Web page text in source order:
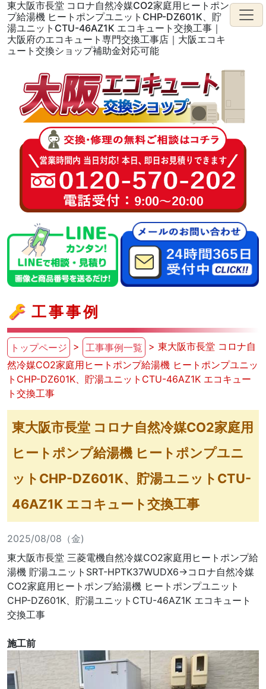
東大阪市長堂 コロナ自然冷媒CO2家庭用ヒートポン
プ給湯機 ヒートポンプユニットCHP-DZ601K、貯
湯ユニットCTU-46AZ1K エコキュート交換工事｜
大阪府のエコキュート専門交換工事店｜大阪エコキ
ュート交換ショップ補助金対応可能
工事事例
トップページ > 工事事例一覧 > 東大阪市長堂 コロナ自
然冷媒CO2家庭用ヒートポンプ給湯機 ヒートポンプユニッ
トCHP-DZ601K、貯湯ユニットCTU-46AZ1K エコキュー
ト交換工事
東大阪市長堂 コロナ自然冷媒CO2家庭用
ヒートポンプ給湯機 ヒートポンプユニ
ットCHP-DZ601K、貯湯ユニットCTU-
46AZ1K エコキュート交換工事
2025/08/08（金)
東大阪市長堂 三菱電機自然冷媒CO2家庭用ヒートポンプ給
湯機 貯湯ユニットSRT-HPTK37WUDX6→コロナ自然冷媒
CO2家庭用ヒートポンプ給湯機 ヒートポンプユニット
CHP-DZ601K、貯湯ユニットCTU-46AZ1K エコキュート
交換工事
施工前